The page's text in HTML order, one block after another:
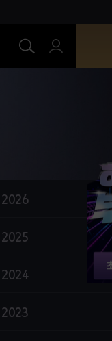
2026
2025
2024
2023
악몽을 빚는 크자카
샤이 신규 악기 & 악기 상점
하사신 각성 & 전승
배신자의 묘지